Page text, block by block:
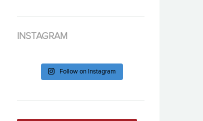
INSTAGRAM
Follow on Instagram